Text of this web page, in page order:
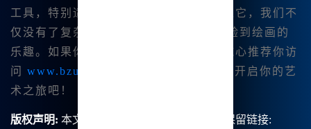
工具，特别适合我们国内用户使用。通过它，我们不
仅没有了复杂的使用过程，也能 全面体验到绘画的
乐趣。如果你也想打破绘画的壁垒，我诚心推荐你访
问 www.bzu.cn
，体验这个好用的工具，开启你的艺
术之旅吧！
版权声明: 本文由【B族智能】原创，转载请保留链接: